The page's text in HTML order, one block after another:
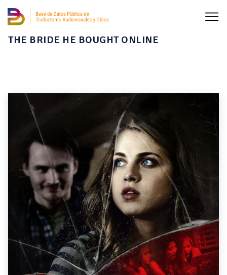
THE BRIDE HE BOUGHT ONLINE